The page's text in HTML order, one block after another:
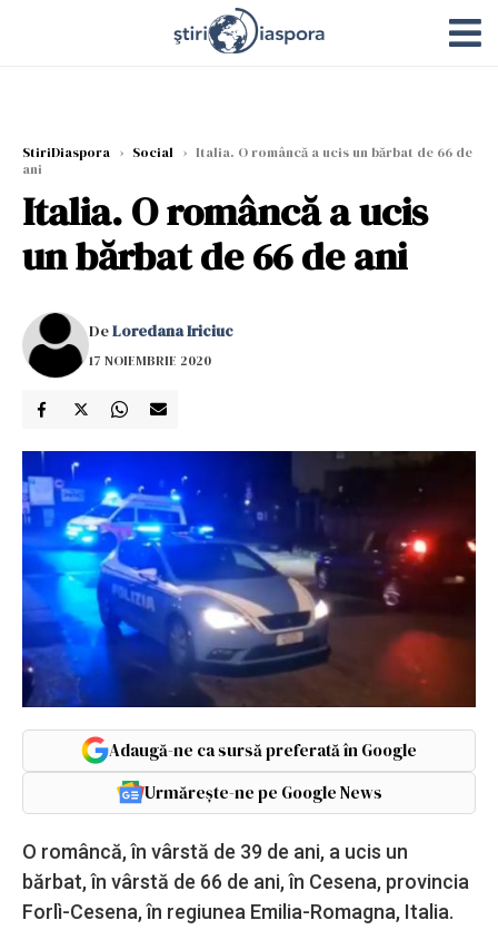
StiriDiaspora › Social › Italia. O româncă a ucis un bărbat de 66 de
ani
Italia. O româncă a ucis
un bărbat de 66 de ani
DeLoredana Iriciuc
17 NOIEMBRIE 2020
Adaugă-ne ca sursă preferată în Google
Urmărește-ne pe Google News
O româncă, în vârstă de 39 de ani, a ucis un
bărbat, în vârstă de 66 de ani, în Cesena, provincia
Forlì-Cesena, în regiunea Emilia-Romagna, Italia.